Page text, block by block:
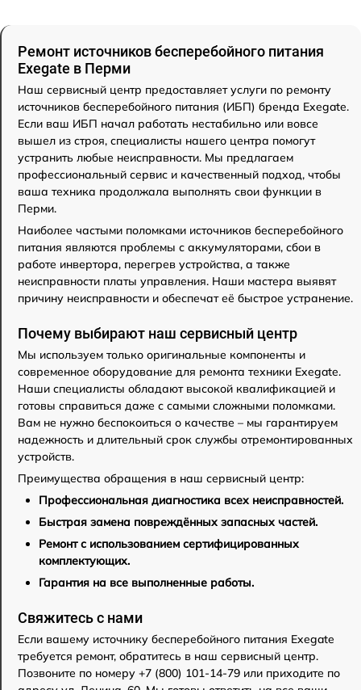
Ремонт источников бесперебойного питания
Exegate в Перми
Наш сервисный центр предоставляет услуги по ремонту
источников бесперебойного питания (ИБП) бренда Exegate.
Если ваш ИБП начал работать нестабильно или вовсе
вышел из строя, специалисты нашего центра помогут
устранить любые неисправности. Мы предлагаем
профессиональный сервис и качественный подход, чтобы
ваша техника продолжала выполнять свои функции в
Перми.
Наиболее частыми поломками источников бесперебойного
питания являются проблемы с аккумуляторами, сбои в
работе инвертора, перегрев устройства, а также
неисправности платы управления. Наши мастера выявят
причину неисправности и обеспечат её быстрое устранение.
Почему выбирают наш сервисный центр
Мы используем только оригинальные компоненты и
современное оборудование для ремонта техники Exegate.
Наши специалисты обладают высокой квалификацией и
готовы справиться даже с самыми сложными поломками.
Вам не нужно беспокоиться о качестве – мы гарантируем
надежность и длительный срок службы отремонтированных
устройств.
Преимущества обращения в наш сервисный центр:
Профессиональная диагностика всех неисправностей.
Быстрая замена повреждённых запасных частей.
Ремонт с использованием сертифицированных
комплектующих.
Гарантия на все выполненные работы.
Свяжитесь с нами
Если вашему источнику бесперебойного питания Exegate
требуется ремонт, обратитесь в наш сервисный центр.
Позвоните по номеру +7 (800) 101-14-79 или приходите по